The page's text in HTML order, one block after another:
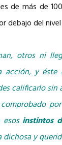
de más de
debajo del
otros ni
acción, y éste
calificarlo sin
esos instintos
dichosa y